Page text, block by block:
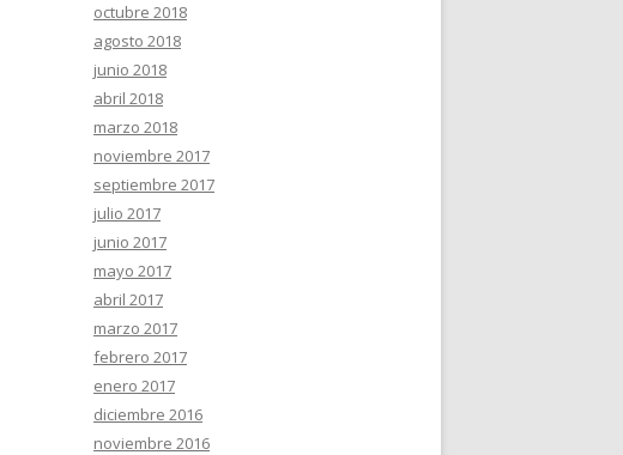
octubre 2018
agosto 2018
junio 2018
abril 2018
marzo 2018
noviembre 2017
septiembre 2017
julio 2017
junio 2017
mayo 2017
abril 2017
marzo 2017
febrero 2017
enero 2017
diciembre 2016
noviembre 2016